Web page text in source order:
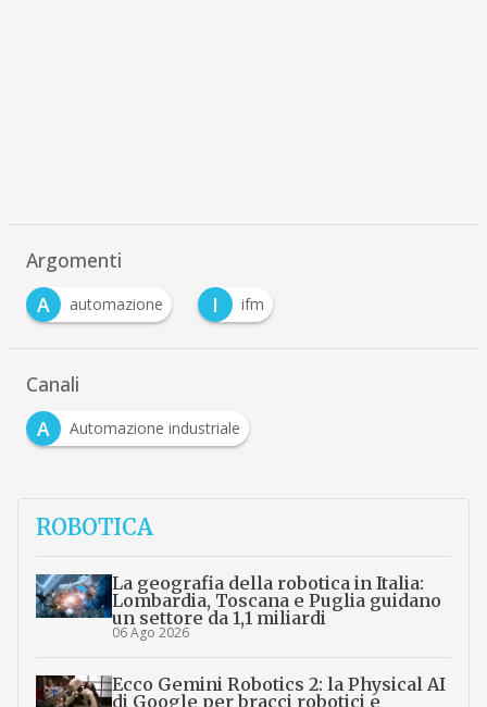
Argomenti
A
automazione I ifm
Canali
A
Automazione industriale
ROBOTICA
La geografia della robotica in Italia:
Lombardia, Toscana e Puglia guidano
un settore da 1,1 miliardi
06 Ago 2026
Ecco Gemini Robotics 2: la Physical AI
di Google per bracci robotici e